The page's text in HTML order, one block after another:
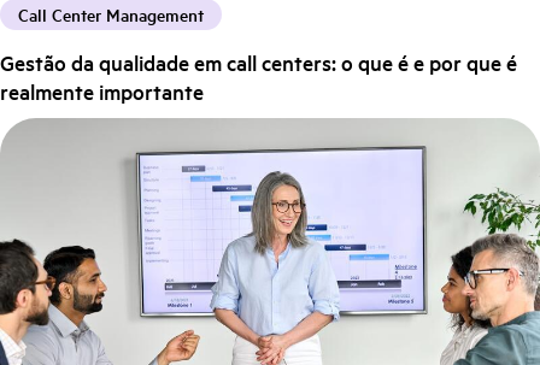
Call Center Management
Gestão da qualidade em call centers: o que é e por que é
realmente importante